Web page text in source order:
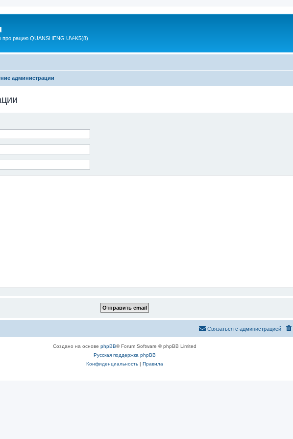
рацию QUANSHENG UV-K5(8)
администрации
Связаться с администрацией
Создано на основе phpBB® Forum Software © phpBB Limited
Русская поддержка phpBB
Конфиденциальность| Правила